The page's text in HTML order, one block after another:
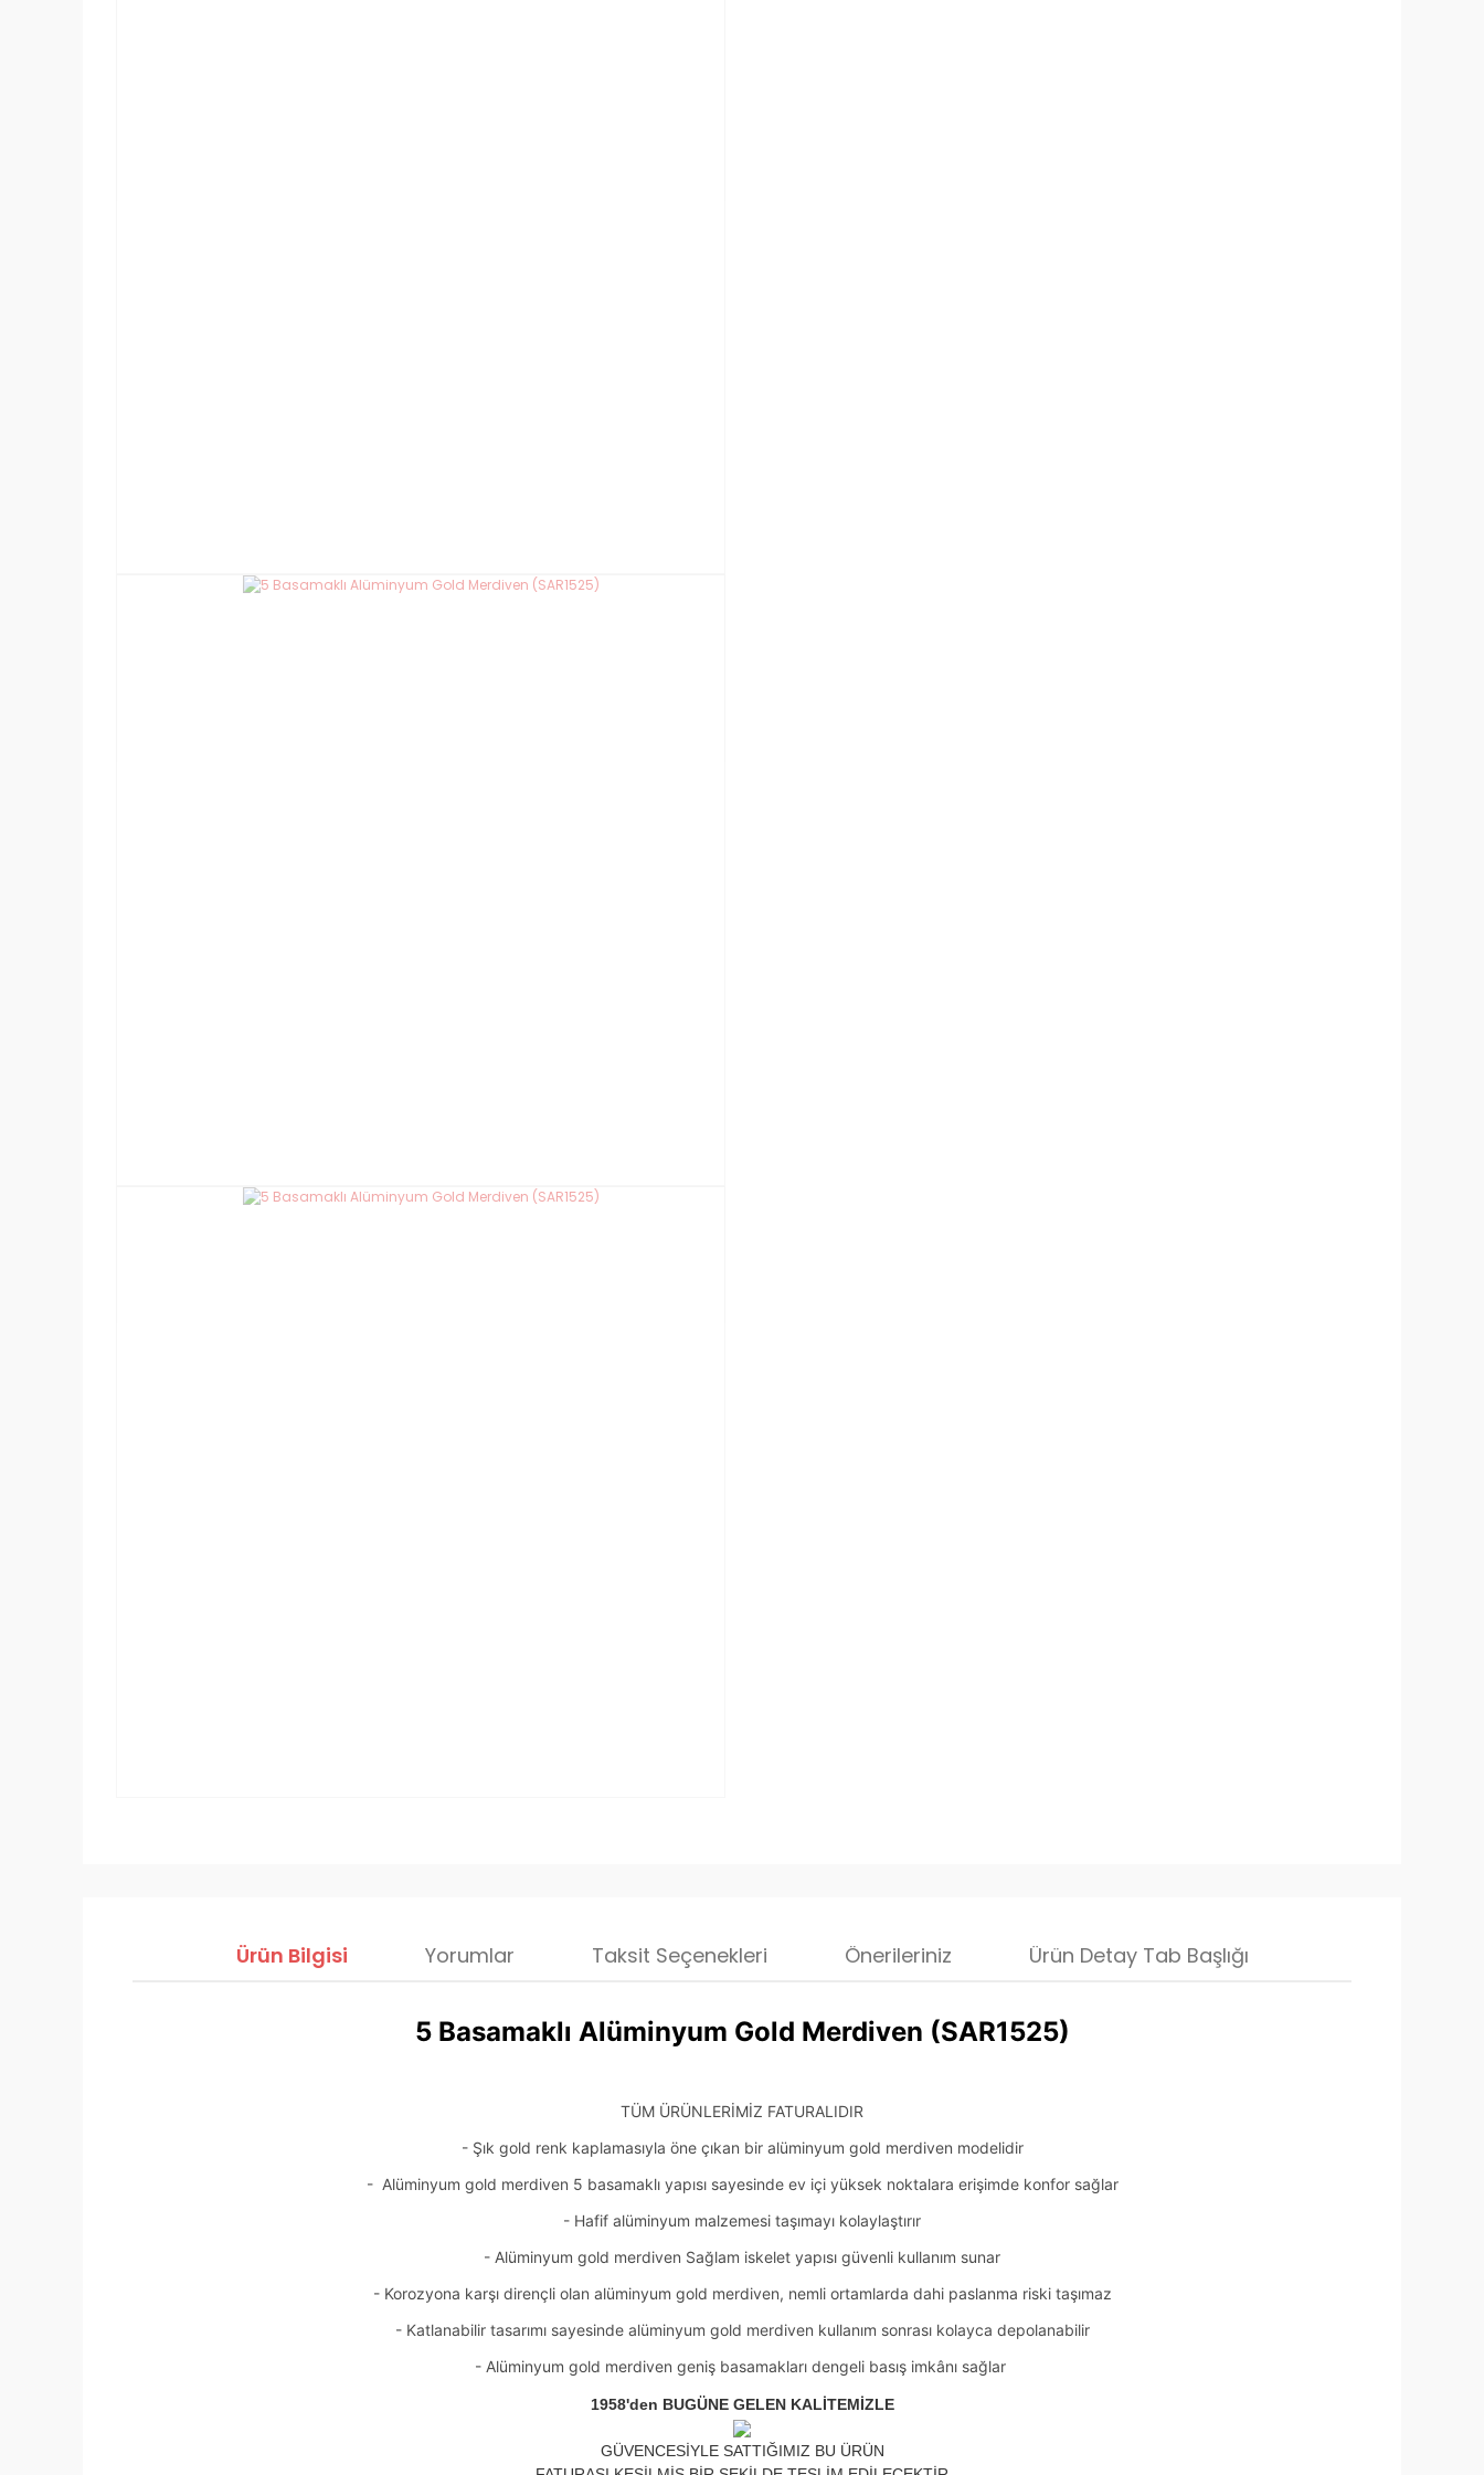
Ürün Bilgisi Yorumlar Taksit Seçenekleri Önerileriniz Ürün Detay Tab Başlığı
5 Basamaklı Alüminyum Gold Merdiven (SAR1525)
TÜM ÜRÜNLERİMİZ FATURALIDIR
- Şık gold renk kaplamasıyla öne çıkan bir alüminyum gold merdiven modelidir
- Alüminyum gold merdiven 5 basamaklı yapısı sayesinde ev içi yüksek noktalara erişimde konfor sağlar
- Hafif alüminyum malzemesi taşımayı kolaylaştırır
- Alüminyum gold merdiven Sağlam iskelet yapısı güvenli kullanım sunar
- Korozyona karşı dirençli olan alüminyum gold merdiven, nemli ortamlarda dahi paslanma riski taşımaz
- Katlanabilir tasarımı sayesinde alüminyum gold merdiven kullanım sonrası kolayca depolanabilir
- Alüminyum gold merdiven geniş basamakları dengeli basış imkânı sağlar
1958'den BUGÜNE GELEN KALİTEMİZLE
GÜVENCESİYLE SATTIĞIMIZ BU ÜRÜN